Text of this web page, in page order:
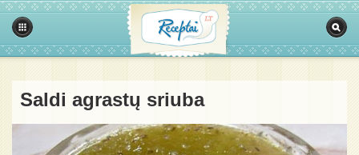
Saldi agrastų sriuba